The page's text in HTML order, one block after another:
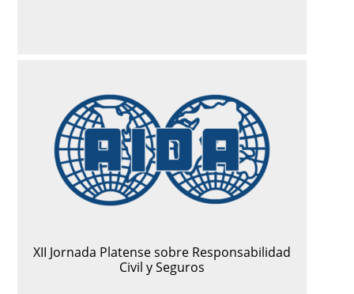
XII Jornada Platense sobre Responsabilidad
Civil y Seguros